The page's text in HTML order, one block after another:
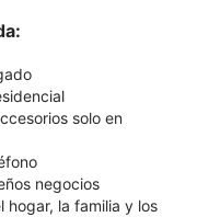
solo en
negocios
hogar, la familia y los